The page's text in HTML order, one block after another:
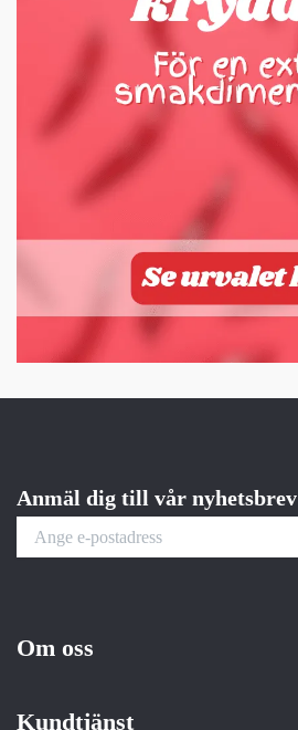
Anmäl dig till vår nyhetsbrev
Om oss
Kundtjänst